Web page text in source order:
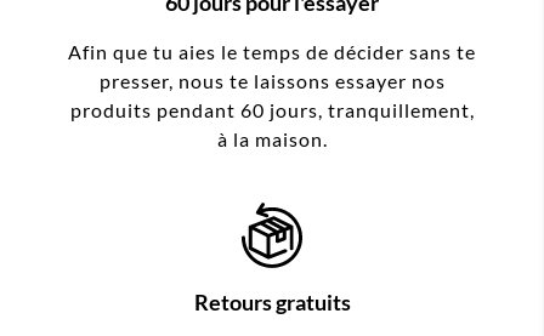
Afin que tu aies le temps de décider sans te
presser, nous te laissons essayer nos
produits pendant 60 jours, tranquillement,
à la maison.
Retours gratuits